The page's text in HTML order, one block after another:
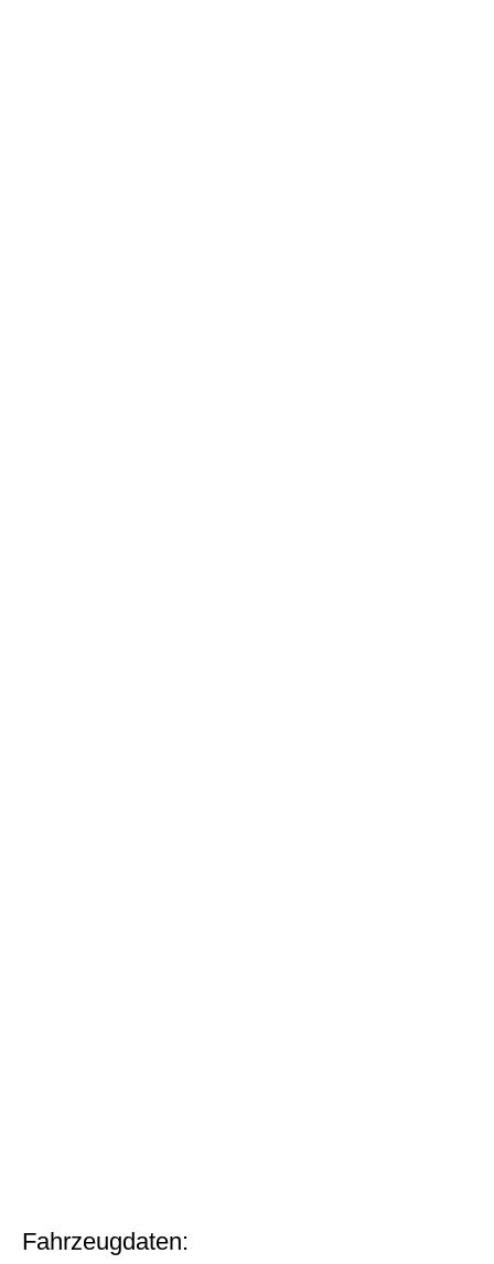
Fahrzeugdaten: